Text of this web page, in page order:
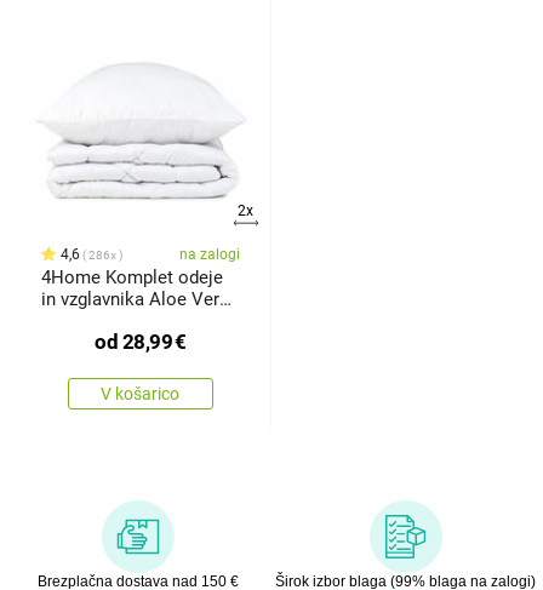
2x
4,6 286x na zalogi
4Home Komplet odeje
in vzglavnika Aloe Vera,
od 28,99€
V košarico
Brezplačna dostava nad 150 € Širok izbor blaga (99% blaga na zalogi)